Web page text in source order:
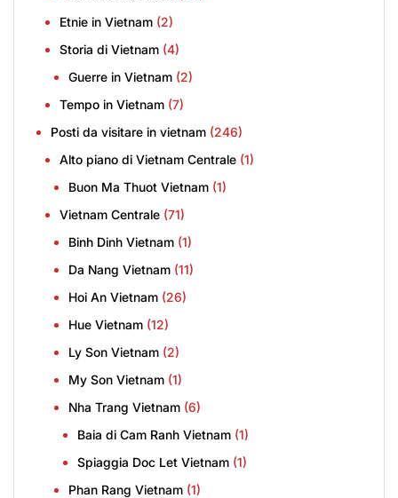
Etnie in Vietnam (2)
Storia di Vietnam (4)
Guerre in Vietnam (2)
Tempo in Vietnam (7)
Posti da visitare in vietnam (246)
Alto piano di Vietnam Centrale (1)
Buon Ma Thuot Vietnam (1)
Vietnam Centrale (71)
Binh Dinh Vietnam (1)
Da Nang Vietnam (11)
Hoi An Vietnam (26)
Hue Vietnam (12)
Ly Son Vietnam (2)
My Son Vietnam (1)
Nha Trang Vietnam (6)
Baia di Cam Ranh Vietnam (1)
Spiaggia Doc Let Vietnam (1)
Phan Rang Vietnam (1)